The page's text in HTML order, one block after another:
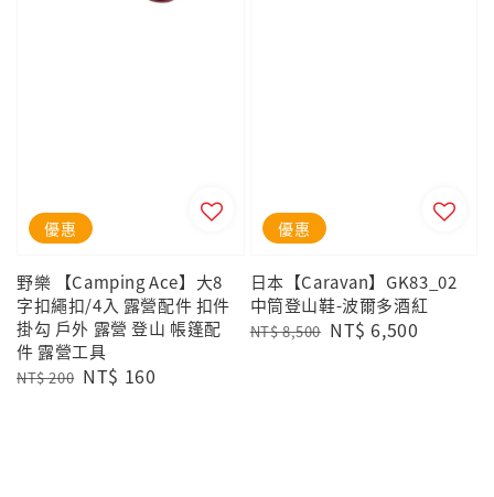
優惠
野樂 【Camping Ace】大8
字扣繩扣/4入 露營配件 扣件
掛勾 戶外 露營 登山 帳篷配
件 露營工具
Regular
NT$ 200 Sale
NT$ 160
優惠
日本【Caravan】GK83_02
中筒登山鞋-波爾多酒紅
Regular
NT$ 8,500 Sale
NT$ 6,500